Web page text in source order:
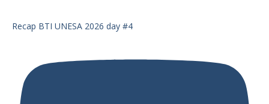
Recap BTI UNESA 2026 day #4